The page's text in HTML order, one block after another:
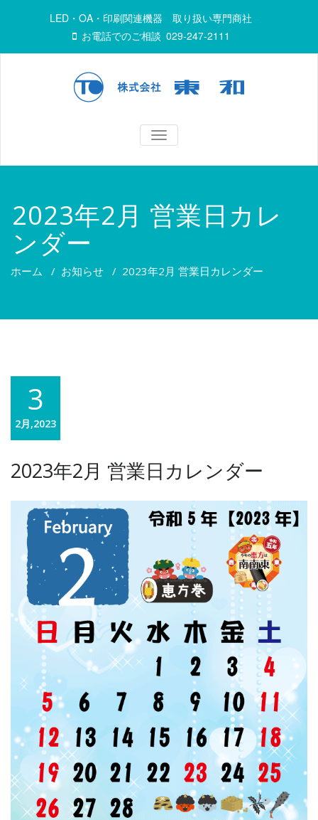
LED・OA・印刷関連機器 取り扱い専門商社
お電話でのご相談 029-247-2111
TOGGLE
NAVIGATION
2023年2月 営業日カレ
ンダー
ホーム / お知らせ / 2023年2月 営業日カレンダー
3
2月,2023
2023年2月 営業日カレンダー